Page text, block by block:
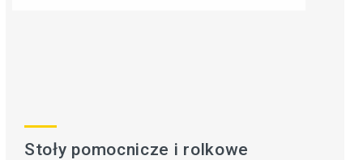
Stoły pomocnicze i rolkowe